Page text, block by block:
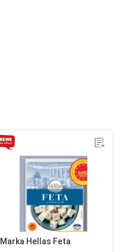
Marka Hellas Feta